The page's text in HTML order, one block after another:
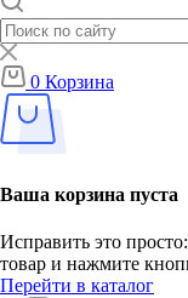
0 Корзина
Ваша корзина пуста
Исправить это
товар и нажмите
Перейти в каталог